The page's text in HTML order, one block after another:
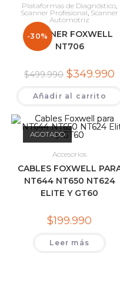
-30%
Plataformas de Diagnóstico
Scanner Profesional Scanner
Automotriz
SCANNER FOXWELL
NT706
$499.990 El
precio
original
era:
$499.990.
$349.990
Añadir al carrito
AGOTADO
Accesorios
CABLES FOXWELL
NT644 NT650 NT624
ELITE Y GT60
$199.990
Leer más